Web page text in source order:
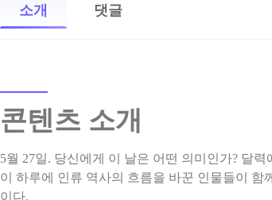
소개 댓글
콘텐츠 소개
5월 27일. 당신에게 이 날은 어떤 의미인가? 달
이 하루에 인류 역사의 흐름을 바꾼 인물들이 함
이다.